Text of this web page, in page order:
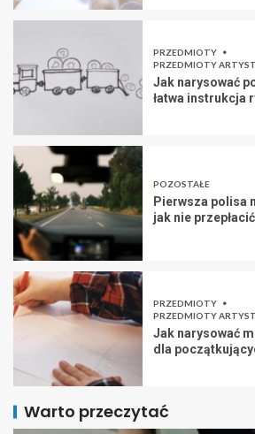
PRZEDMIOTY
PRZEDMIOTY
Jak narysować
łatwa instrukcja
POZOSTAŁE
Pierwsza polisa
jak nie
PRZEDMIOTY
PRZEDMIOTY
Jak narysować
dla
Warto przeczytać